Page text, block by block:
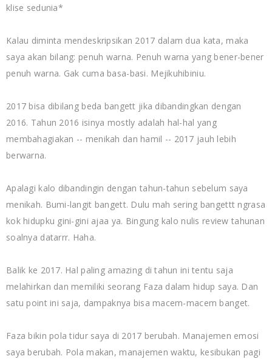
klise sedunia*
Kalau diminta mendeskripsikan 2017 dalam dua kata, maka
saya akan bilang: penuh warna. Penuh warna yang bener-bener
penuh warna. Gak cuma basa-basi. Mejikuhibiniu.
2017 bisa dibilang beda bangett jika dibandingkan dengan
2016. Tahun 2016 isinya mostly adalah hal-hal yang
membahagiakan -- menikah dan hamil -- 2017 jauh lebih
berwarna.
Apalagi kalo dibandingin dengan tahun-tahun sebelum saya
menikah. Bumi-langit bangett. Dulu mah sering bangettt ngrasa
kok hidupku gini-gini ajaa ya. Bingung kalo nulis review tahunan
soalnya datarrr. Haha.
Balik ke 2017. Hal paling amazing di tahun ini tentu saja
melahirkan dan memiliki seorang Faza dalam hidup saya. Dan
satu point ini saja, dampaknya bisa macem-macem banget.
Faza bikin pola tidur saya di 2017 berubah. Manajemen emosi
saya berubah. Pola makan, manajemen waktu, kesibukan pagi